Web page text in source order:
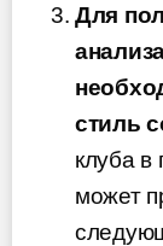
Для
стиль
клуба в
может